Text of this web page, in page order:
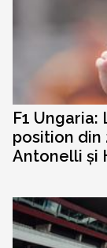
F1
position din
Antonelli și